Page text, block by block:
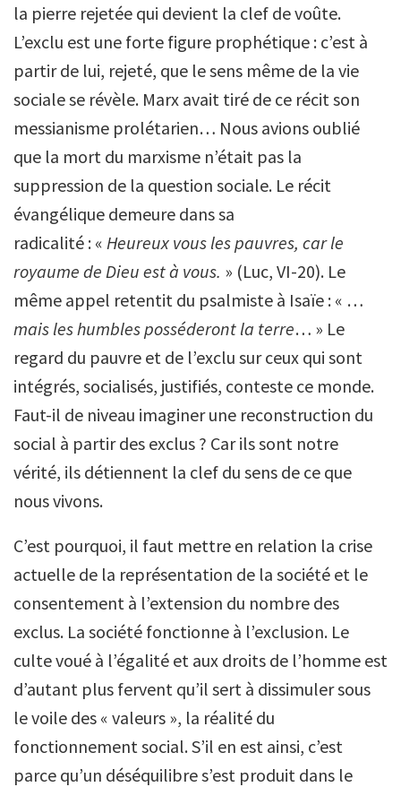
la pierre rejetée qui devient la clef de voûte.
L’exclu est une forte figure prophétique : c’est à
partir de lui, rejeté, que le sens même de la vie
sociale se révèle. Marx avait tiré de ce récit son
messianisme prolétarien… Nous avions oublié
que la mort du marxisme n’était pas la
suppression de la question sociale. Le récit
évangélique demeure dans sa
radicalité : « Heureux vous les pauvres, car le
royaume de Dieu est à vous. » (Luc, VI-20). Le
même appel retentit du psalmiste à Isaïe : « …
mais les humbles posséderont la terre… » Le
regard du pauvre et de l’exclu sur ceux qui sont
intégrés, socialisés, justifiés, conteste ce monde.
Faut-il de niveau imaginer une reconstruction du
social à partir des exclus ? Car ils sont notre
vérité, ils détiennent la clef du sens de ce que
nous vivons.
C’est pourquoi, il faut mettre en relation la crise
actuelle de la représentation de la société et le
consentement à l’extension du nombre des
exclus. La société fonctionne à l’exclusion. Le
culte voué à l’égalité et aux droits de l’homme est
d’autant plus fervent qu’il sert à dissimuler sous
le voile des « valeurs », la réalité du
fonctionnement social. S’il en est ainsi, c’est
parce qu’un déséquilibre s’est produit dans le